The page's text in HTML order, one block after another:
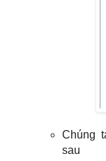
Chúng
sau